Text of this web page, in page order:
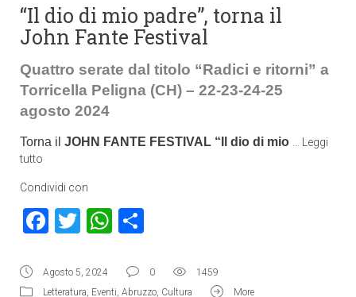
“Il dio di mio padre”, torna il
John Fante Festival
Quattro serate dal titolo “Radici e ritorni” a
Torricella Peligna (CH) – 22-23-24-25
agosto 2024
Torna il JOHN FANTE FESTIVAL “Il dio di mio
Leggi
tutto
Condividi con
Facebook
TwitterWhatsApp
Agosto 5, 2024 0
1459
Letteratura, Eventi, Abruzzo, Cultura More